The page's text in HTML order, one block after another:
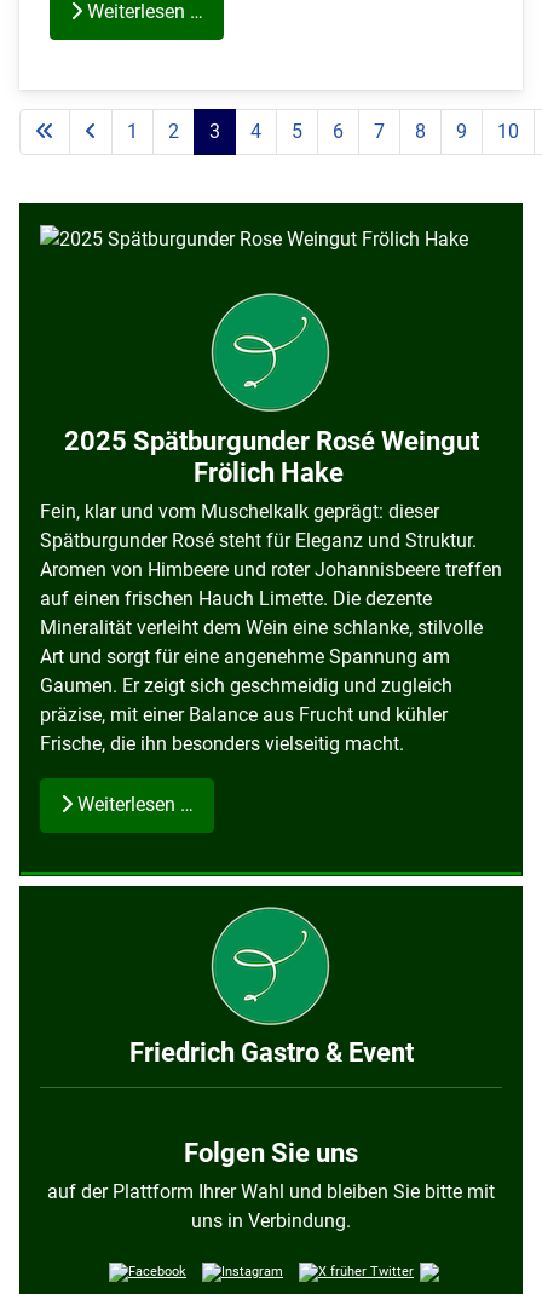
Weiterlesen …
1 2 3 4 5 6 7 8 9 10
2025 Spätburgunder Rosé Weingut
Frölich Hake
Fein, klar und vom Muschelkalk geprägt: dieser
Spätburgunder Rosé steht für Eleganz und Struktur.
Aromen von Himbeere und roter Johannisbeere treffen
auf einen frischen Hauch Limette. Die dezente
Mineralität verleiht dem Wein eine schlanke, stilvolle
Art und sorgt für eine angenehme Spannung am
Gaumen. Er zeigt sich geschmeidig und zugleich
präzise, mit einer Balance aus Frucht und kühler
Frische, die ihn besonders vielseitig macht.
Weiterlesen …
Friedrich Gastro & Event
Folgen Sie uns
auf der Plattform Ihrer Wahl und bleiben Sie bitte mit
uns in Verbindung.